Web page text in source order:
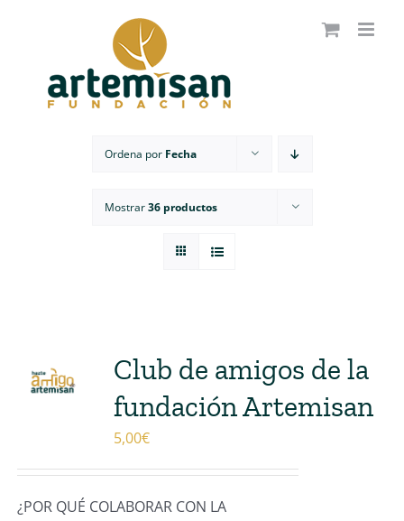
Ordena por Fecha
Mostrar36 productos
Club de amigos de la
fundación Artemisan
5,00€
¿POR QUÉ COLABORAR CON LA